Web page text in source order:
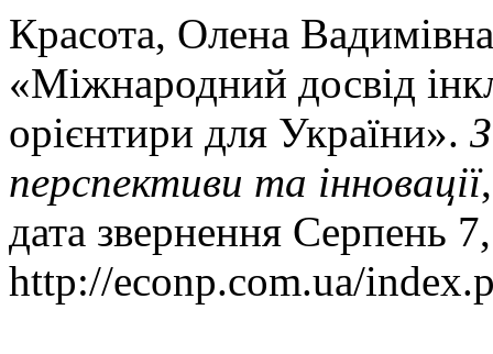
Красота, Олена
«Міжнародний досвід
орієнтири для України».
перспективи та інновації
дата звернення Серпень
http://econp.com.ua/